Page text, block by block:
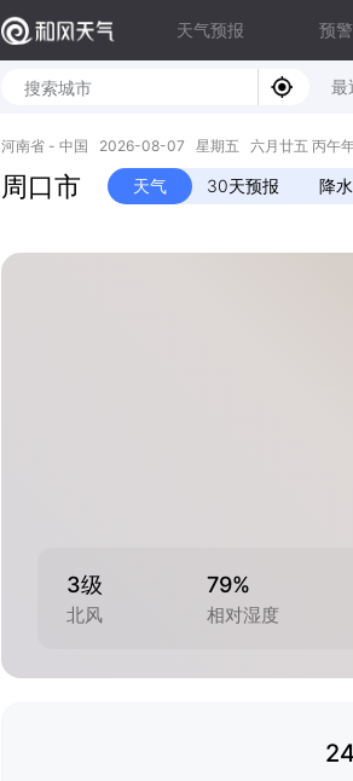
天气预报 预警
最
河南省 - 中国 2026-08-07 星期五 六月廿五 丙午
周口市 天气 30天预报 降水
3级
北风
79%
相对湿度